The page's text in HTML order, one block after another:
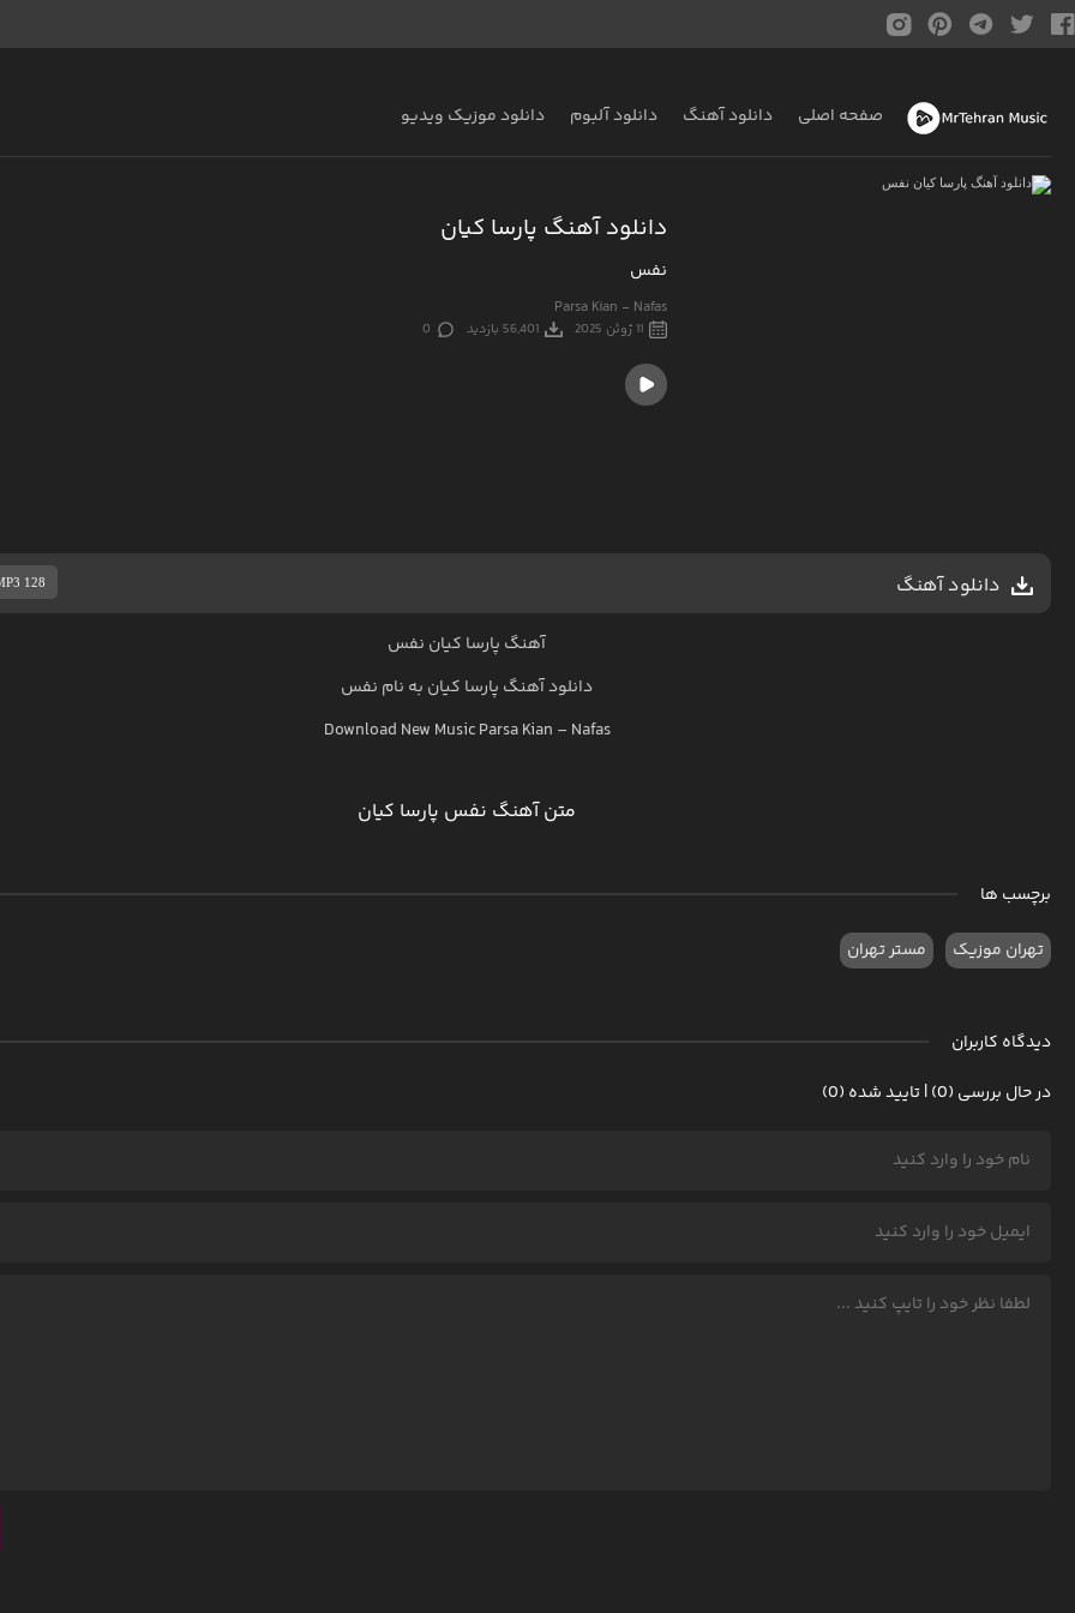
صفحه اصلی دانلود آهنگ دانلود آلبوم دانلود موزیک ویدیو
دانلود آهنگ پارسا کیان
نفس
Parsa Kian - Nafas
11 ژوئن 2025 56,401 بازدید 0
دانلود آهنگ 128
آهنگ پارسا کیان نفس
دانلود آهنگ پارسا کیان به نام نفس
Download New MusicParsa Kian – Nafas
متن آهنگ نفس پارسا کیان
برچسب ها
تهران موزیک مستر تهران
دیدگاه کاربران
در حال بررسی (0) | تایید شده (0)